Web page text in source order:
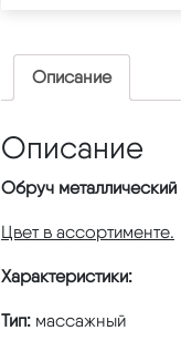
Описание
Описание
Обруч металлический
Цвет в ассортименте.
Характеристики:
Тип: массажный